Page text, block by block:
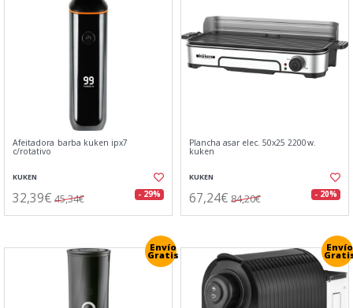
Afeitadora barba kuken ipx7
c/rotativo
KUKEN
32,39€ 45,34€ - 29%
Plancha asar elec. 50x25 2200w.
kuken
KUKEN
67,24€ 84,20€ - 20%
Envío
Gratis
Envío